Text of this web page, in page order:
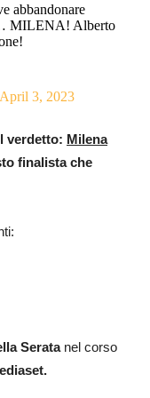
abbandonare
MILENA! Alberto
April 3, 2023
Il verdetto: Milena
finalista che
Seratanel corso